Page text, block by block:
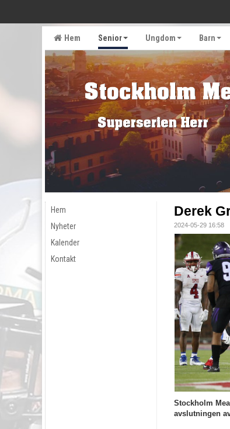
Hem Senior Ungdom Barn
Hem
Nyheter
Kalender
Kontakt
Derek
2024-05-29 16:58
Stockholm
avslutningen